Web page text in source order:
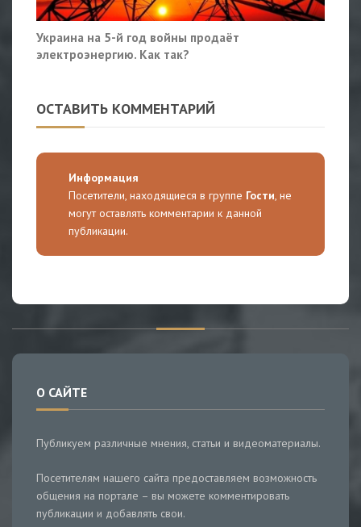
Украина на 5-й год войны продаёт
электроэнергию. Как так?
ОСТАВИТЬ КОММЕНТАРИЙ
Информация
Посетители, находящиеся в группе Гости, не
могут оставлять комментарии к данной
публикации.
О САЙТЕ
Публикуем различные мнения, статьи и видеоматериалы.
Посетителям нашего сайта предоставляем возможность
общения на портале – вы можете комментировать
публикации и добавлять свои.